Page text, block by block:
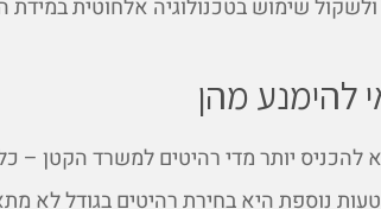
שימוש בטכנולוגיה אלחוטית
להימנע מהן
להכניס יותר מדי רהיטים למשרד הקטן –
נוספת היא בחירת רהיטים בגודל לא